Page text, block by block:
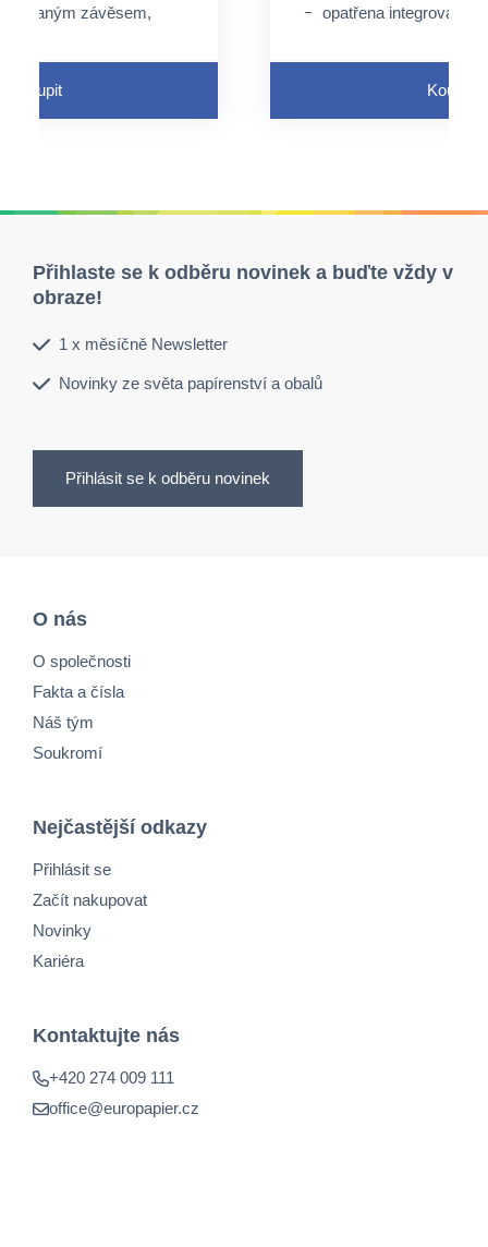
závěsem,
otvor a pružný
průtokem tekutin
Koupit
opatřena
využít perforovaný
neaktivuje se
Koupit
Přihlaste se k odběru novinek a buďte vždy v
obraze!
1 x měsíčně Newsletter
Novinky ze světa papírenství a obalů
Přihlásit se k odběru novinek
O nás
O společnosti
Fakta a čísla
Náš tým
Soukromí
Nejčastější odkazy
Přihlásit se
Začít nakupovat
Novinky
Kariéra
Kontaktujte nás
+420 274 009 111
office@europapier.cz